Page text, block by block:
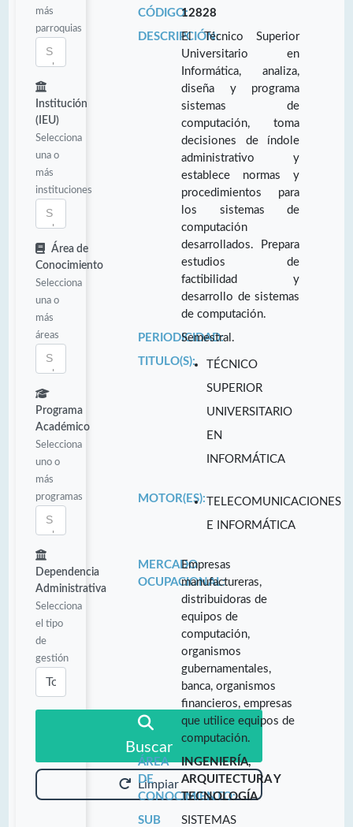
más
parroquias
Institución
(IEU)
Selecciona
una o
más
instituciones
Área de
Conocimiento
Selecciona
una o
más
áreas
Programa
Académico
Selecciona
uno o
más
programas
Dependencia
Administrativa
Selecciona
el tipo
de
gestión
Buscar
Limpiar
CÓDIGO:12828
DESCRIPCIÓN:El Técnico Superior
Universitario en
Informática, analiza,
diseña y programa
sistemas de
computación, toma
decisiones de índole
administrativo y
establece normas y
procedimientos para
los sistemas de
computación
desarrollados. Prepara
estudios de
factibilidad y
desarrollo de sistemas
de computación.
PERIODICIDAD:
Semestral.
TITULO(S):
TÉCNICO
SUPERIOR
UNIVERSITARIO
EN
INFORMÁTICA
MOTOR(ES):TELECOMUNICACIONES
E INFORMÁTICA
MERCADO
OCUPACIONAL:
Empresas
manufactureras,
distribuidoras de
equipos de
computación,
organismos
gubernamentales,
banca, organismos
financieros, empresas
que utilice equipos de
computación.
ÁREA
DE
CONOCIMIENTO:
INGENIERÍA,
ARQUITECTURA Y
TECNOLOGÍA
SUB
SISTEMAS